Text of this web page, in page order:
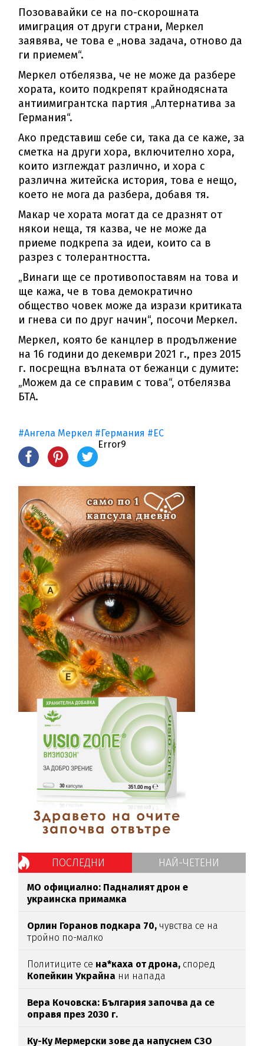
Позовавайки се на по-скорошната
имиграция от други страни, Меркел
заявява, че това е „нова задача, отново да
ги приемем“.
Меркел отбелязва, че не може да разбере
хората, които подкрепят крайнодясната
антиимигрантска партия „Алтернатива за
Германия“.
Ако представиш себе си, така да се каже, за
сметка на други хора, включително хора,
които изглеждат различно, и хора с
различна житейска история, това е нещо,
което не мога да разбера, добавя тя.
Макар че хората могат да се дразнят от
някои неща, тя казва, че не може да
приеме подкрепа за идеи, които са в
разрез с толерантността.
„Винаги ще се противопоставям на това и
ще кажа, че в това демократично
общество човек може да изрази критиката
и гнева си по друг начин“, посочи Меркел.
Меркел, която бе канцлер в продължение
на 16 години до декември 2021 г., през 2015
г. посрещна вълната от бежанци с думите:
„Можем да се справим с това“, отбелязва
БТА.
#Ангела Меркел #Германия #ЕС
Error9
ПОСЛЕДНИ НАЙ-ЧЕТЕНИ
МО официално: Падналият дрон е
украинска примамка
Орлин Горанов подкара 70, чувства се на
тройно по-малко
Политиците се на*каха от дрона, според
Копейкин Украйна ни напада
Вера Кочовска: България започва да се
оправя през 2030 г.
Ку-Ку Мермерски зове да напуснем СЗО